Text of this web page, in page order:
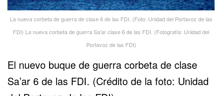
La nueva corbeta de guerra de clase 6 de las FDI. (Foto: Unidad del Portavoz de las
FDI) La nueva corbeta de guerra Sa’ar clase 6 de las FDI. (Fotografía: Unidad del
Portavoz de las FDI)
El nuevo buque de guerra corbeta de clase
Sa’ar 6 de las FDI. (Crédito de la foto: Unidad